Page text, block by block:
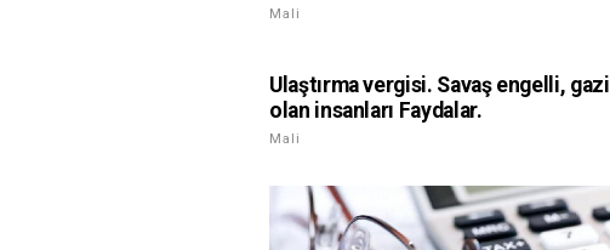
Mali
Ulaştırma vergisi. Savaş engelli, gazi
olan insanları Faydalar.
Mali